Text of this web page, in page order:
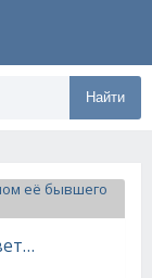
Найти
Дочь Синди Кроуфорд вышла в свет с сыном её бывшего мужа Ричарда Гира